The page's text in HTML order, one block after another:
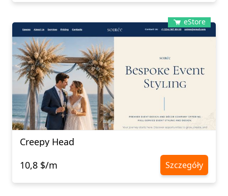
eStore
Creepy Head
10,8 $/m
Szczegóły